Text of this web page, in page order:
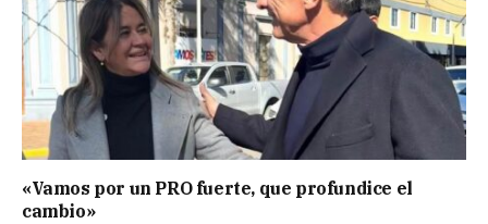
«Vamos por un PRO fuerte, que profundice el
cambio»